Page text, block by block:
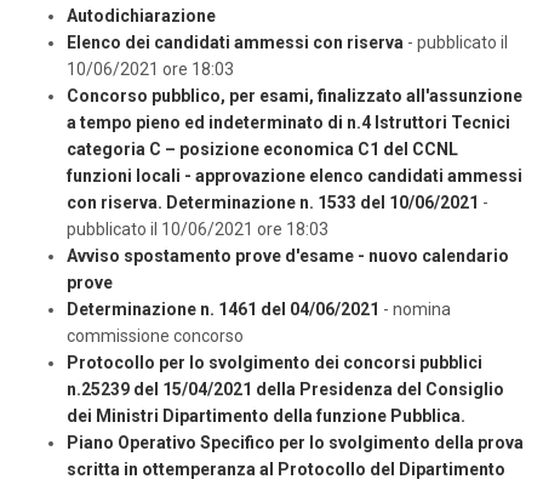
Autodichiarazione
Elenco dei candidati ammessi con riserva - pubblicato il
10/06/2021 ore 18:03
Concorso pubblico, per esami, finalizzato all'assunzione
a tempo pieno ed indeterminato di n.4 Istruttori Tecnici
categoria C – posizione economica C1 del CCNL
funzioni locali - approvazione elenco candidati ammessi
con riserva. Determinazione n. 1533 del 10/06/2021 -
pubblicato il 10/06/2021 ore 18:03
Avviso spostamento prove d'esame - nuovo calendario
prove
Determinazione n. 1461 del 04/06/2021 - nomina
commissione concorso
Protocollo per lo svolgimento dei concorsi pubblici
n.25239 del 15/04/2021 della Presidenza del Consiglio
dei Ministri Dipartimento della funzione Pubblica.
Piano Operativo Specifico per lo svolgimento della prova
scritta in ottemperanza al Protocollo del Dipartimento